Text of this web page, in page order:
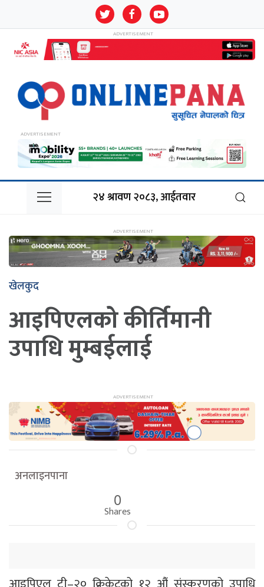
२४ श्रावण २०८३, आईतवार
खेलकुद
आइपिएलको कीर्तिमानी
उपाधि मुम्बईलाई
अनलाइनपाना
0
Shares